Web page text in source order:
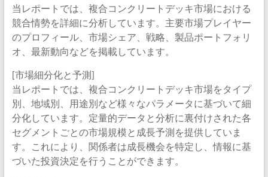
当レポートでは、複合コンクリートデッキ市場における
競合情勢を詳細に分析しています。主要市場プレイヤー
のプロフィール、市場シェア、戦略、製品ポートフォリ
オ、最新動向などを掲載しています。
[市場細分化と予測]
当レポートでは、複合コンクリートデッキ市場をタイプ
別、地域別、用途別など様々なパラメータに基づいて細
分化しています。定量的データと分析に裏付けされた各
セグメントごとの市場規模と成長予測を提供していま
す。これにより、関係者は成長機会を特定し、情報に基
づいた投資決定を行うことができます。